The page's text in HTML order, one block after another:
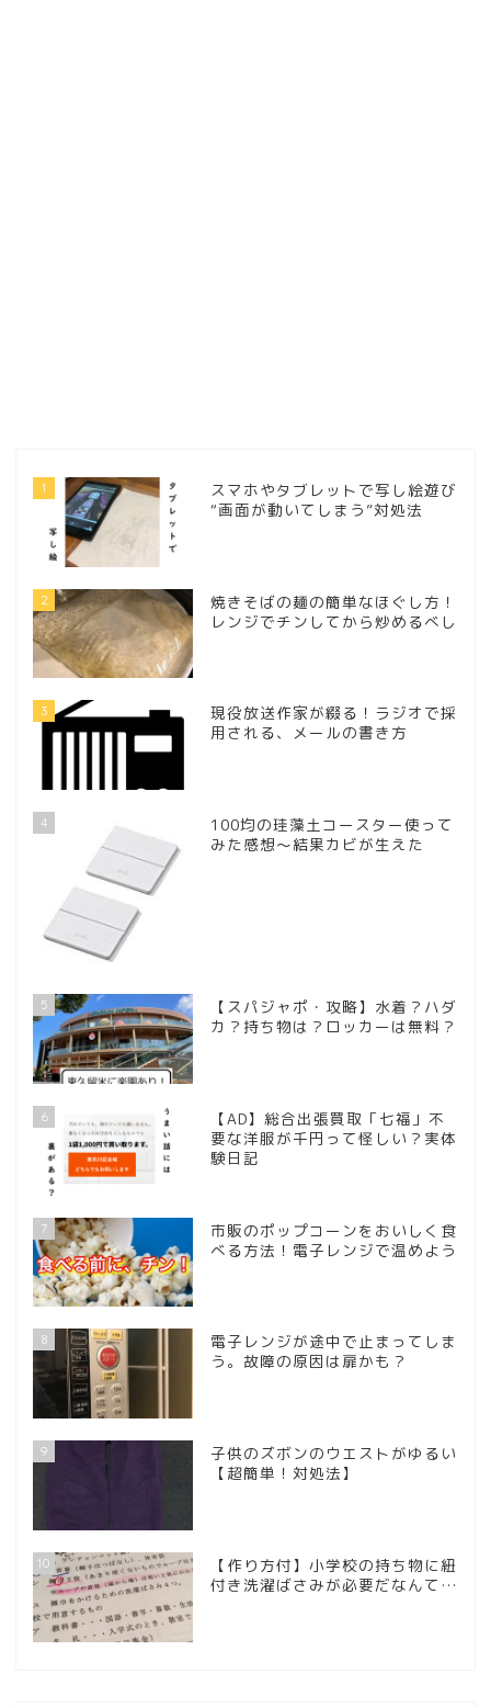
1
スマホやタブレットで写し絵遊び
“画面が動いてしまう”対処法
2
焼きそばの麺の簡単なほぐし方！
レンジでチンしてから炒めるべし
3
現役放送作家が綴る！ラジオで採
用される、メールの書き方
4
100均の珪藻土コースター使って
みた感想～結果カビが生えた
5
【スパジャポ・攻略】水着？ハダ
カ？持ち物は？ロッカーは無料？
6
【AD】総合出張買取「七福」不
要な洋服が千円って怪しい？実体
験日記
7
市販のポップコーンをおいしく食
べる方法！電子レンジで温めよう
8
電子レンジが途中で止まってしま
う。故障の原因は扉かも？
9
子供のズボンのウエストがゆるい
【超簡単！対処法】
10
【作り方付】小学校の持ち物に紐
付き洗濯ばさみが必要だなんて…